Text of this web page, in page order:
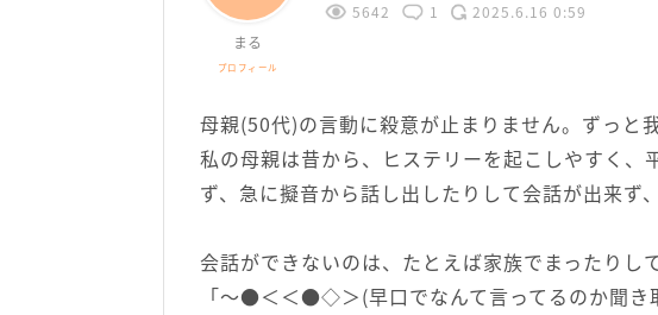
まる
プロフィール
5642 1 2025.6.16 0:59
母親(50代)の言動に殺意が止まりません。ずっと
私の母親は昔から、ヒステリーを起こしやすく、
ず、急に擬音から話し出したりして会話が出来ず
会話ができないのは、たとえば家族でまったりし
「〜●＜＜●◇＞(早口でなんて言ってるのか聞き